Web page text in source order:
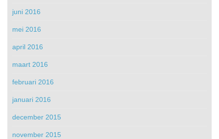
juni 2016
mei 2016
april 2016
maart 2016
februari 2016
januari 2016
december 2015
november 2015